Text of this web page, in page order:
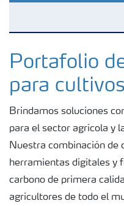
Fertilizantes
Portafolio de
Almacenaje y
Portafolio
para cultivos
Brindamos soluciones
para el sector agrícola y
Nuestra combinación de
herramientas digitales y
carbono de primera
agricultores de todo el